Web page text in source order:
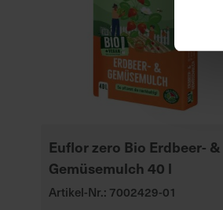
Euflor zero Bio Erdbeer- &
Gemüsemulch 40 l
Artikel-Nr.: 7002429-01